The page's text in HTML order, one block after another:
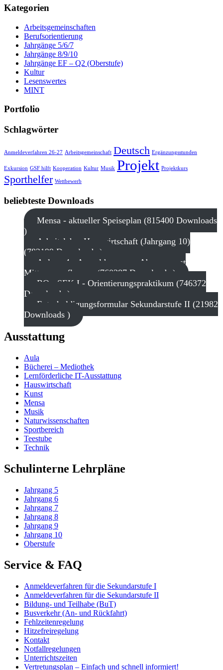
Kategorien
Arbeitsgemeinschaften
Berufsorientierung
Jahrgänge 5/6/7
Jahrgänge 8/9/10
Jahrgänge EF – Q2 (Oberstufe)
Kultur
Lesenswertes
MINT
Portfolio
Schlagwörter
Anmeldeverfahren 26-27 Arbeitsgemeinschaft Deutsch Ergänzungsstunden
Exkursion GSF hilft Kooperation Kultur Musik Projekt Projektkurs
Sporthelfer Wettbewerb
beliebteste Downloads
Mensa - aktueller Speiseplan (815400 Downloads
)
Arbeitslehre Hauswirtschaft (Jahrgang 10)
(782199 Downloads )
Anlage 4 - Anmeldung zum Abonnement
Mittagsverpflegung (760387 Downloads )
BO - SEK I - Orientierungspraktikum (746372
Downloads )
Entschuldigungsformular Sekundarstufe II (21982
Downloads )
Ausstattung
Aula
Bücherei – Mediothek
Lernförderliche IT-Ausstattung
Hauswirtschaft
Kunst
Mensa
Musik
Naturwissenschaften
Sportbereich
Teestube
Technik
Schulinterne Lehrpläne
Jahrgang 5
Jahrgang 6
Jahrgang 7
Jahrgang 8
Jahrgang 9
Jahrgang 10
Oberstufe
Service & FAQ
Anmeldeverfahren für die Sekundarstufe I
Anmeldeverfahren für die Sekundarstufe II
Bildung- und Teilhabe (BuT)
Busverkehr (An- und Rückfahrt)
Fehlzeitenregelung
Hitzefreiregelung
Kontakt
Notfallregelungen
Unterrichtszeiten
Vertretungsplan – Einfach und schnell informiert!